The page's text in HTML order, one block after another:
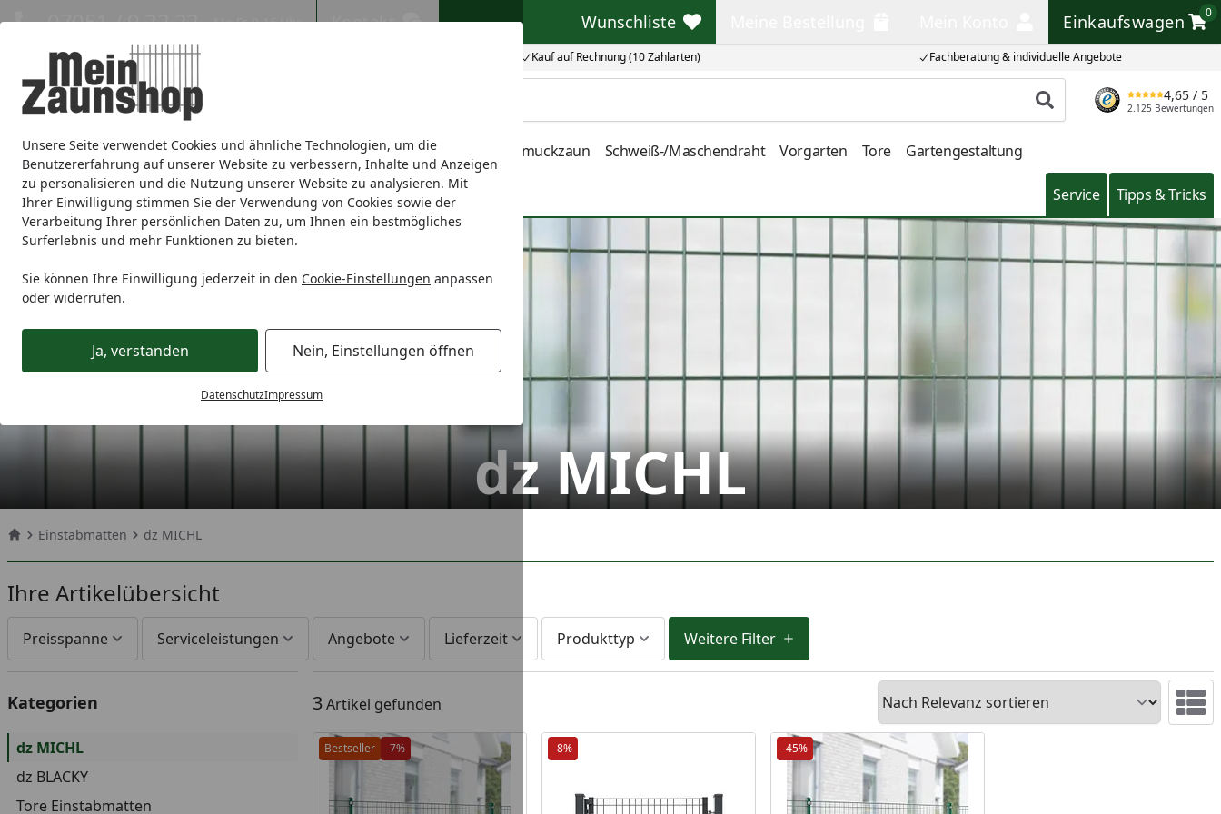
Unsere Seite verwendet Cookies und ähnliche Technologien, um die
Benutzererfahrung auf unserer Website zu verbessern, Inhalte und Anzeigen
zu personalisieren und die Nutzung unserer Website zu analysieren. Mit
Ihrer Einwilligung stimmen Sie der Verwendung von Cookies sowie der
Verarbeitung Ihrer persönlichen Daten zu, um Ihnen ein bestmögliches
Surferlebnis und mehr Funktionen zu bieten.
Sie können Ihre Einwilligung jederzeit in den Cookie-Einstellungen anpassen
oder widerrufen.
Ja, verstanden Nein, Einstellungen öffnen
DatenschutzImpressum
Eigene Montage-Teams Kauf auf Rechnung (10 Zahlarten) Fachberatung & individuelle Angebote
07051 / 9 22 22 Mo-Fr. 8-16 Uhr Kontakt Wunschliste
Wunschliste Einkaufswagen
0
Einkaufswagen
Produkt suchen
4,65 / 5
2.125 Bewertungen
Sichtschutz Doppelstabmatte Zaunsets Gabionen Einstabmatten Schmuckzaun Schweiß-/Maschendraht Vorgarten Tore Gartengestaltung
Zaunmarken Service Tipps & Tricks
dz MICHL
Einstabmatten dz MICHL
Ihre Artikelübersicht
Preisspanne Serviceleistungen Angebote Lieferzeit Produkttyp Weitere Filter
Kategorien
dz MICHL
dz BLACKY
Tore Einstabmatten
3Artikel gefunden
Sortieren
Bestseller -7% -8% -45%